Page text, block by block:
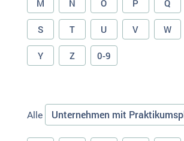
M N O P Q
S T U V W
Y Z 0-9
Alle Unternehmen mit